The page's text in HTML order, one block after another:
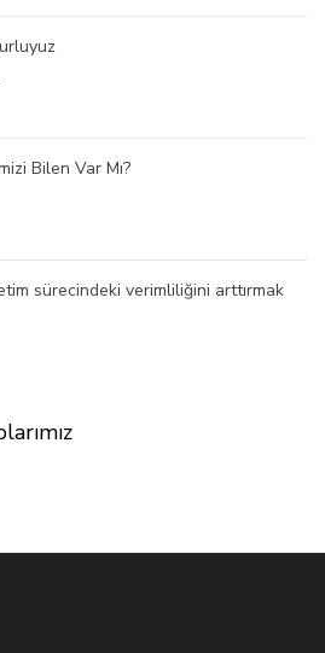
Bilen Var Mı?
sürecindeki verimliliğini arttırmak